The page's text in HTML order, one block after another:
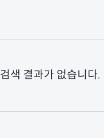
검색 결과가 없습니다.